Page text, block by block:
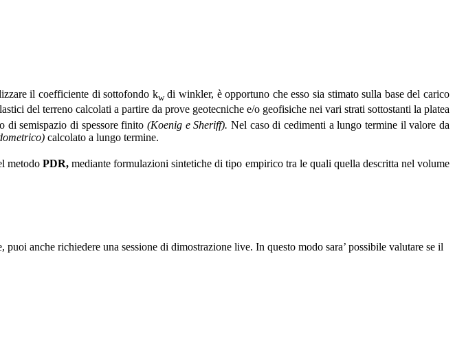
il coefficiente di sottofondo kwdi winkler, è opportuno che esso sia stimato sulla base del carico
del terreno calcolati a partire da prove geotecniche e/o geofisiche nei vari strati sottostanti la platea
di semispazio di spessore finito(Koenig e Sheriff). Nel caso di cedimenti a lungo termine il valore da
calcolato a lungo termine.
metodoPDR,mediante formulazioni sintetiche di tipo empirico tra le quali quella descritta nel volume
anche richiedere una sessione di dimostrazione live. In questo modo sara’ possibile valutare se il